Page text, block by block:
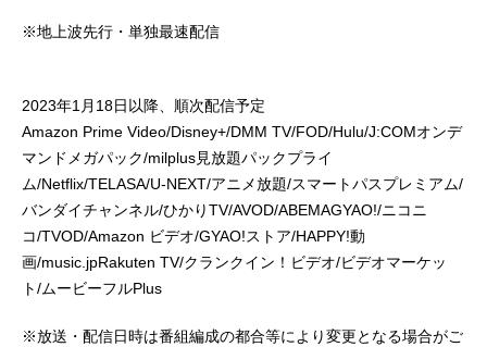
※地上波先行・単独最速配信
2023年1月18日以降、順次配信予定
Amazon Prime Video/Disney+/DMM TV/FOD/Hulu/J:COMオンデ
マンドメガパック/milplus見放題パックプライ
ム/Netflix/TELASA/U-NEXT/アニメ放題/スマートパスプレミアム/
バンダイチャンネル/ひかりTV/AVOD/ABEMAGYAO!/ニコニ
コ/TVOD/Amazon ビデオ/GYAO!ストア/HAPPY!動
画/music.jpRakuten TV/クランクイン！ビデオ/ビデオマーケッ
ト/ムービーフルPlus
※放送・配信日時は番組編成の都合等により変更となる場合がご